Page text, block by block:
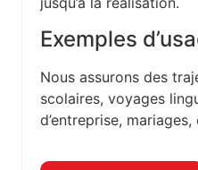
Exemples
Nous assurons des
scolaires, voyages
d’entreprise,